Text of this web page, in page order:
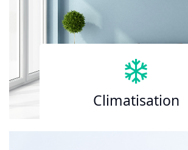
Climatisation